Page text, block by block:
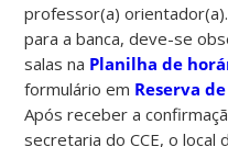
professor(a)
para a banca, deve-se
salas na Planilha de
formulário em Reserva
Após receber a
secretaria do CCE, o